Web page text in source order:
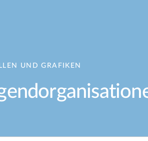
UND GRAFIKEN